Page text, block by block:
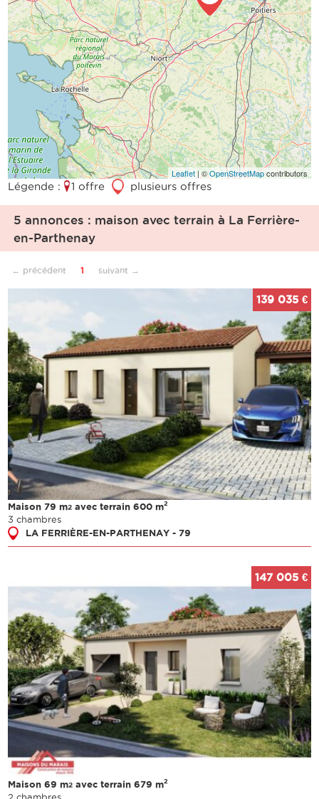
Leaflet| ©OpenStreetMapcontributors
Légende : 1 offre 3 plusieurs offres
5 annonces : maison avec terrain à La Ferrière-
en-Parthenay
← précédent 1 suivant →
Maison 79 m2 avec terrain 600 m2
3 chambres
LA FERRIÈRE-EN-PARTHENAY - 79
139 035 €
Maison 69 m2 avec terrain 679 m2
147 005 €